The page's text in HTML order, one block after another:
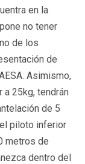
en la
no tener
de los
de
Asimismo,
25kg, tendrán
de 5
piloto inferior
metros de
dentro del